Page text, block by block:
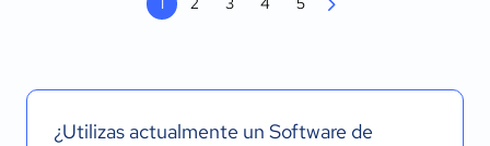
¿Utilizas actualmente un Software de